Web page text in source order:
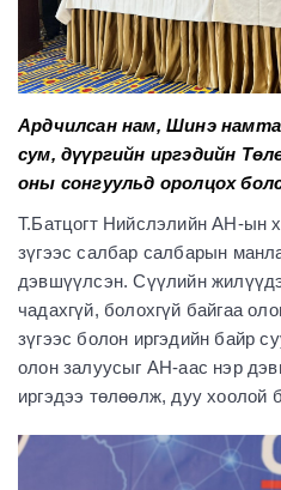
Ардчилсан нам, Шинэ
сум, дүүргийн иргэдийн
оны сонгуульд оролцох
Т.Батцогт Нийслэлийн АН-ын
зүгээс салбар салбарын
дэвшүүлсэн. Сүүлийн
чадахгүй, болохгүй байгаа
зүгээс болон иргэдийн байр
олон залуусыг АН-аас нэр
иргэдээ төлөөлж, дуу хоолой